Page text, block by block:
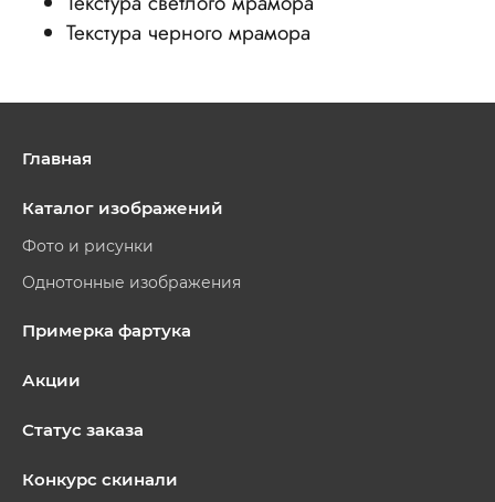
Текстура черного мрамора
Главная
Каталог изображений
Фото и рисунки
Однотонные изображения
Примерка фартука
Акции
Статус заказа
Конкурс скинали